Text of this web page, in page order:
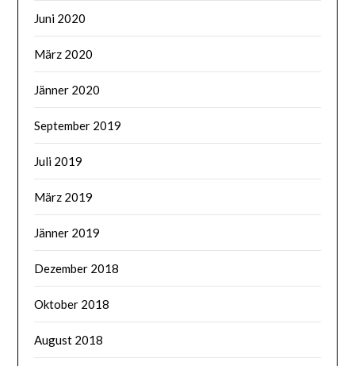
Juni 2020
März 2020
Jänner 2020
September 2019
Juli 2019
März 2019
Jänner 2019
Dezember 2018
Oktober 2018
August 2018